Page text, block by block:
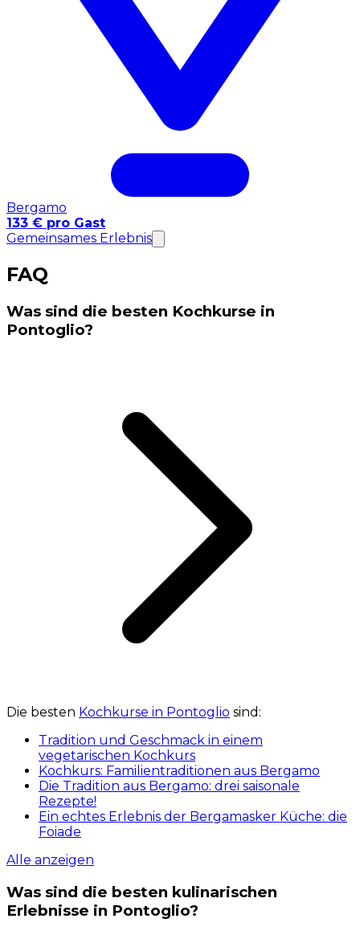
Bergamo
133 € pro Gast
Gemeinsames Erlebnis
FAQ
Was sind die besten Kochkurse in
Pontoglio?
Die besten Kochkurse in Pontoglio sind:
Tradition und Geschmack in einem
vegetarischen Kochkurs
Kochkurs: Familientraditionen aus Bergamo
Die Tradition aus Bergamo: drei saisonale
Rezepte!
Ein echtes Erlebnis der Bergamasker Küche: die
Foiade
Alle anzeigen
Was sind die besten kulinarischen
Erlebnisse in Pontoglio?